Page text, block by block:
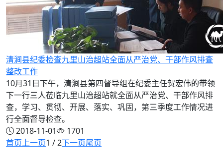
清涧县纪委检查九里山治超站全面从严治党、干部作风排查
整改工作
10月31日下午，清涧县第四督导组在纪委主任贺宏伟的带领
下一行三人莅临九里山治超站就全面从严治党、干部作风排
查，学习、贯彻、开展、落实、巩固，第三季度工作情况进
行全面督导检查。
2018-11-01
1701
首页上一页1 / 2下一页尾页